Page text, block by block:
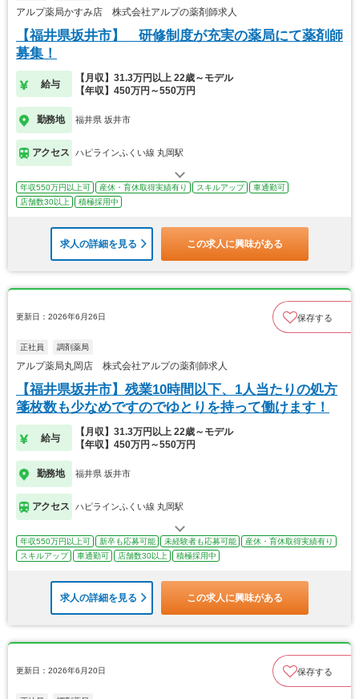
アルプ薬局かすみ店 株式会社アルプの薬剤師求人
【福井県坂井市】 研修制度が充実の薬局にて薬剤師
募集！
給与
【月収】31.3万円以上 22歳～モデル
【年収】450万円～550万円
勤務地 福井県 坂井市
アクセス ハピラインふくい線 丸岡駅
年収550万円以上可 産休・育休取得実績有り スキルアップ
車通勤可
店舗数30以上
積極採用中
求人の詳細を見る この求人に興味がある
更新日：2026年6月26日 保存する
正社員 調剤薬局
アルプ薬局丸岡店 株式会社アルプの薬剤師求人
【福井県坂井市】残業10時間以下、1人当たりの処方
箋枚数も少なめですのでゆとりを持って働けます！
給与
【月収】31.3万円以上 22歳～モデル
【年収】450万円～550万円
勤務地 福井県 坂井市
アクセス ハピラインふくい線 丸岡駅
年収550万円以上可 新卒も応募可能 未経験者も応募可能
産休・育休取得実績有り
スキルアップ
車通勤可 店舗数30以上 積極採用中
求人の詳細を見る この求人に興味がある
更新日：2026年6月20日 保存する